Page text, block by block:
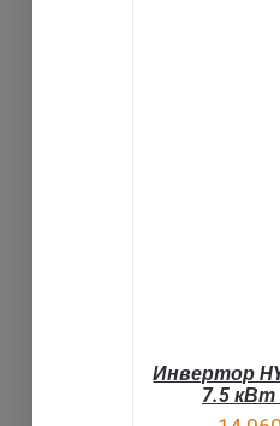
Инвертор
7.5 кВт